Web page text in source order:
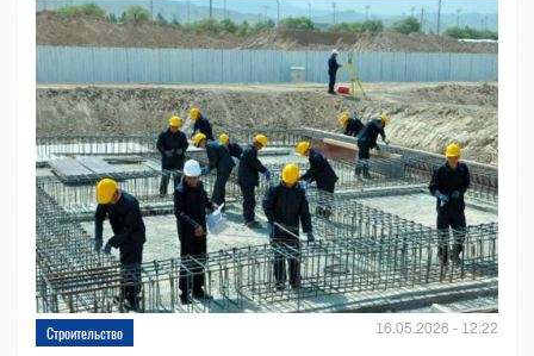
Строительство 16.05.2026 - 12:22